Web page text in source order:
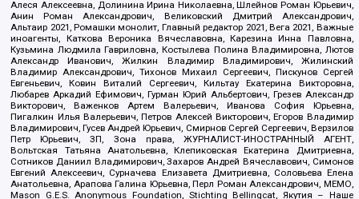
Алеся Алексеевна, Долинина Ирина Николаевна, Шлейнов Роман Юрьевич,
Анин Роман Александрович, Великовский Дмитрий Александрович,
Альтаир 2021, Ромашки монолит, Главный редактор 2021, Вега 2021, Важные
иноагенты, Каткова Вероника Вячеславовна, Карезина Инна Павловна,
Кузьмина Людмила Гавриловна, Костылева Полина Владимировна, Лютов
Александр Иванович, Жилкин Владимир Владимирович, Жилинский
Владимир Александрович, Тихонов Михаил Сергеевич, Пискунов Сергей
Евгеньевич, Ковин Виталий Сергеевич, Кильтау Екатерина Викторовна,
Любарев Аркадий Ефимович, Гурман Юрий Альбертович, Грезев Александр
Викторович, Важенков Артем Валерьевич, Иванова София Юрьевна,
Пигалкин Илья Валерьевич, Петров Алексей Викторович, Егоров Владимир
Владимирович, Гусев Андрей Юрьевич, Смирнов Сергей Сергеевич, Верзилов
Петр Юрьевич, ЗП, Зона права, ЖУРНАЛИСТ-ИНОСТРАННЫЙ АГЕНТ,
Вольтская Татьяна Анатольевна, Клепиковская Екатерина Дмитриевна,
Сотников Даниил Владимирович, Захаров Андрей Вячеславович, Симонов
Евгений Алексеевич, Сурначева Елизавета Дмитриевна, Соловьева Елена
Анатольевна, Арапова Галина Юрьевна, Перл Роман Александрович, МЕМО,
Mason G.E.S. Anonymous Foundation, Stichting Bellingcat, Якутия – Наше